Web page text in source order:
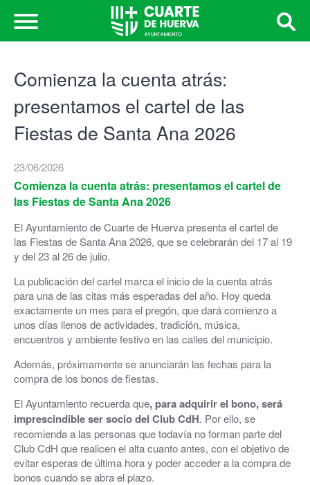
Comienza la cuenta atrás:
presentamos el cartel de las
Fiestas de Santa Ana 2026
23/06/2026
Comienza la cuenta atrás: presentamos el cartel de
las Fiestas de Santa Ana 2026
El Ayuntamiento de Cuarte de Huerva presenta el cartel de
las Fiestas de Santa Ana 2026, que se celebrarán del 17 al 19
y del 23 al 26 de julio.
La publicación del cartel marca el inicio de la cuenta atrás
para una de las citas más esperadas del año. Hoy queda
exactamente un mes para el pregón, que dará comienzo a
unos días llenos de actividades, tradición, música,
encuentros y ambiente festivo en las calles del municipio.
Además, próximamente se anunciarán las fechas para la
compra de los bonos de fiestas.
El Ayuntamiento recuerda que, para adquirir el bono, será
imprescindible ser socio del Club CdH. Por ello, se
recomienda a las personas que todavía no forman parte del
Club CdH que realicen el alta cuanto antes, con el objetivo de
evitar esperas de última hora y poder acceder a la compra de
bonos cuando se abra el plazo.